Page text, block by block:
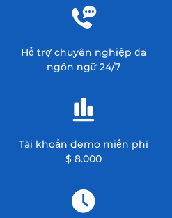
Hỗ trợ chuyên nghiệp đa
ngôn ngữ 24/7
Tài khoản demo miễn phí
$ 8.000